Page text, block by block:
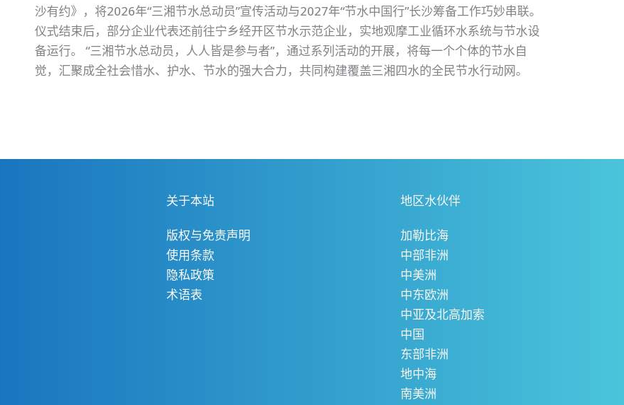
沙有约》，将2026年“三湘节水总动员”宣传活动与2027年“节水中国行”长沙筹备工作巧妙串联。
仪式结束后，部分企业代表还前往宁乡经开区节水示范企业，实地观摩工业循环水系统与节水设
备运行。 “三湘节水总动员，人人皆是参与者”，通过系列活动的开展，将每一个个体的节水自
觉，汇聚成全社会惜水、护水、节水的强大合力，共同构建覆盖三湘四水的全民节水行动网。
关于本站
版权与免责声明
使用条款
隐私政策
术语表
地区水伙伴
加勒比海
中部非洲
中美洲
中东欧洲
中亚及北高加索
中国
东部非洲
地中海
南美洲